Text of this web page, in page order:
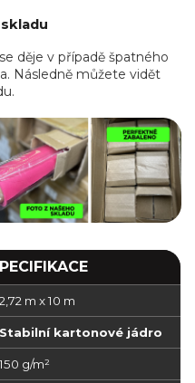
děje v případě špatného
Následně můžete vidět
2,72 m x 10 m
Stabilní kartonové jádro
150 g/m²